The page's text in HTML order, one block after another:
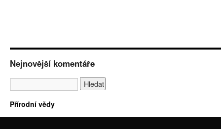
Nejnovější komentáře
Přírodní vědy